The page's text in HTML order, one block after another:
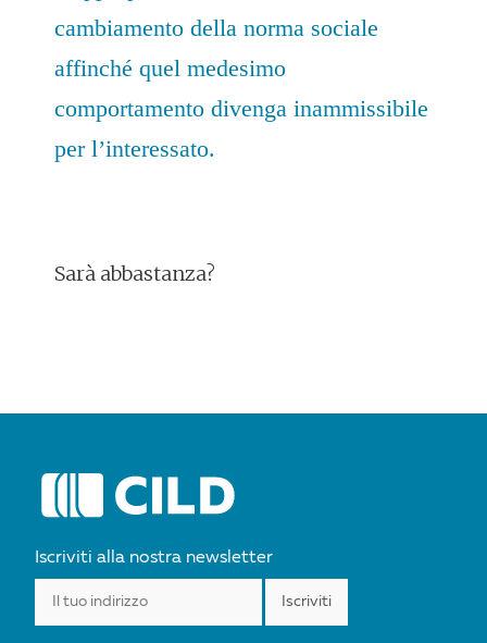
cambiamento della norma sociale
affinché quel medesimo
comportamento divenga inammissibile
per l’interessato.
Sarà abbastanza?
POST
Iscriviti alla nostra newsletter